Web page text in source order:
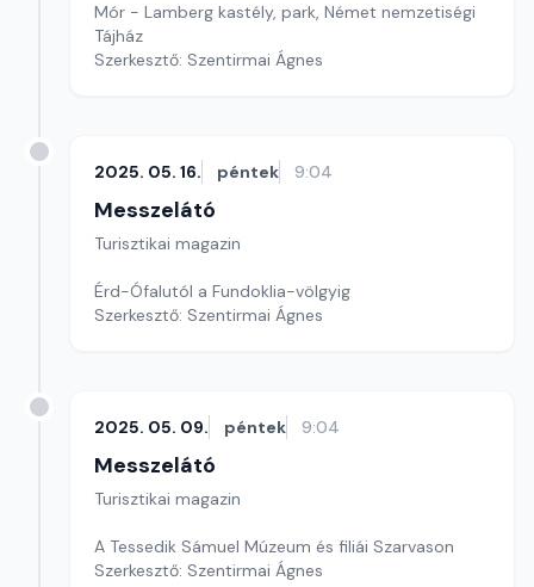
Mór - Lamberg kastély, park, Német nemzetiségi
Tájház
Szerkesztő: Szentirmai Ágnes
2025. 05. 16. péntek 9:04
Messzelátó
Turisztikai magazin
Érd-Ófalutól a Fundoklia-völgyig
Szerkesztő: Szentirmai Ágnes
2025. 05. 09. péntek 9:04
Messzelátó
Turisztikai magazin
A Tessedik Sámuel Múzeum és filiái Szarvason
Szerkesztő: Szentirmai Ágnes